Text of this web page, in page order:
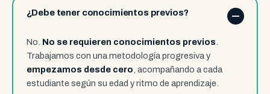
¿Debe tener conocimientos previos?
No. No se requieren conocimientos previos
Trabajamos con una metodología progresiva y
empezamos desde cero , acompañando a cada
estudiante según su edad y ritmo de aprendizaje.